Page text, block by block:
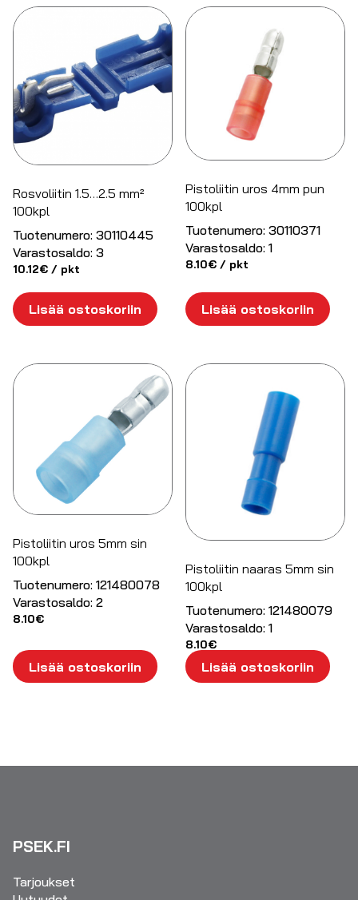
Rosvoliitin 1.5…2.5 mm²
100kpl
Tuotenumero: 30110445
Varastosaldo: 3
10.12€ / pkt
Lisää ostoskoriin
Pistoliitin uros 4mm pun
100kpl
Tuotenumero: 30110371
Varastosaldo: 1
8.10€ / pkt
Lisää ostoskoriin
Pistoliitin uros 5mm sin
100kpl
Tuotenumero: 121480078
Varastosaldo: 2
8.10€
Lisää ostoskoriin
Pistoliitin naaras 5mm sin
100kpl
Tuotenumero: 121480079
Varastosaldo: 1
8.10€
Lisää ostoskoriin
PSEK.FI
Tarjoukset